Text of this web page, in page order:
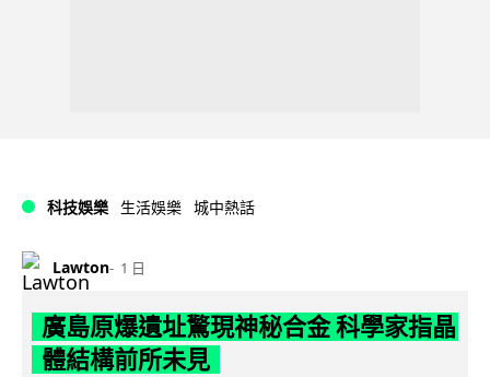
科技娛樂 生活娛樂 城中熱話
Lawton 1 日
廣島原爆遺址驚現神秘合金 科學家指晶
體結構前所未見